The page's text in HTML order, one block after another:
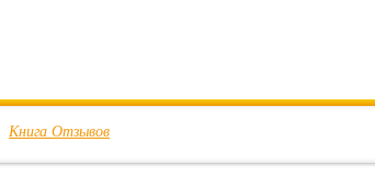
Книга Отзывов